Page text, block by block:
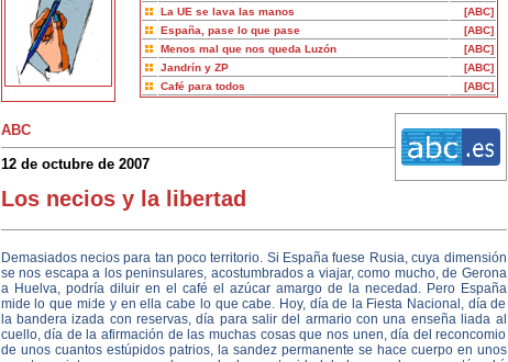
La UE se lava las manos
[ABC]
España, pase lo que pase
[ABC]
Menos mal que nos queda Luzón
[ABC]
Jandrín y ZP
[ABC]
Café para todos
[ABC]
ABC
12 de octubre de 2007
Los necios y la libertad
Demasiados necios para tan poco territorio. Si España fuese Rusia, cuya dimensión
se nos escapa a los peninsulares, acostumbrados a viajar, como mucho, de Gerona
a Huelva, podría diluir en el café el azúcar amargo de la necedad. Pero España
mide lo que mide y en ella cabe lo que cabe. Hoy, día de la Fiesta Nacional, día de
la bandera izada con reservas, día para salir del armario con una enseña liada al
cuello, día de la afirmación de las muchas cosas que nos unen, día del reconcomio
de unos cuantos estúpidos patrios, la sandez permanente se hace cuerpo en unos